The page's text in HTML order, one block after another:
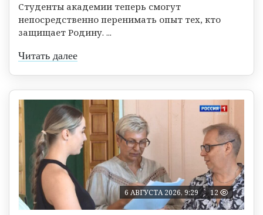
Студенты академии теперь смогут
непосредственно перенимать опыт тех, кто
защищает Родину. ...
Читать далее
6 АВГУСТА 2026, 9:29 12